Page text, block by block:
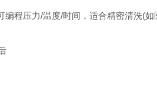
程压力/温度/时间，适合精密清洗(如